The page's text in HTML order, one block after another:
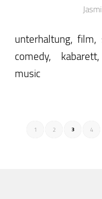
unterhaltung, film,
comedy,
music
1 2 3 4